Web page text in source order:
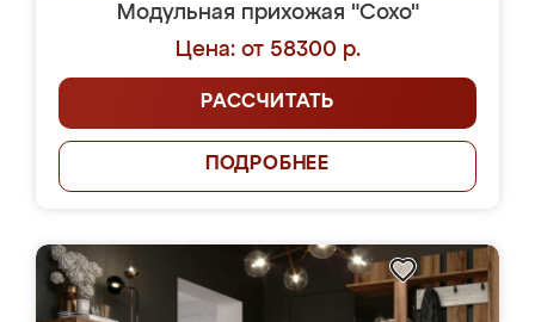
Модульная прихожая "Сохо"
Цена: от 58300 р.
РАССЧИТАТЬ
ПОДРОБНЕЕ